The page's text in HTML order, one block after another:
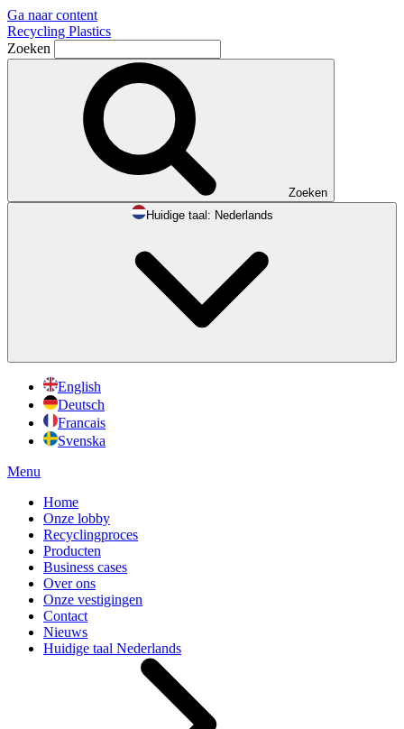
Ga naar content
Recycling Plastics
Zoeken
Zoeken
Huidige taal:
English
Deutsch
Francais
Svenska
Menu
Home
Onze lobby
Recyclingproces
Producten
Business cases
Over ons
Onze vestigingen
Contact
Nieuws
Huidige taal Nederlands